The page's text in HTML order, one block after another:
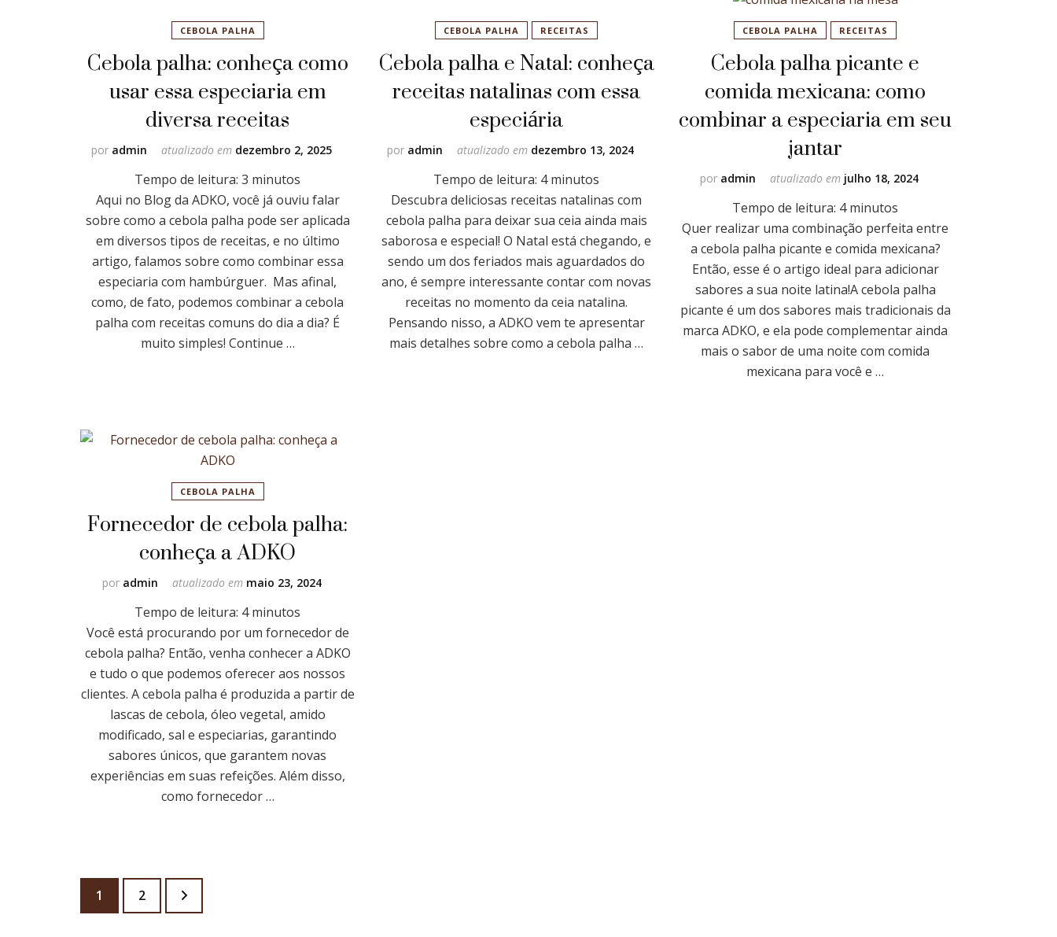
CEBOLA PALHA
Cebola palha: conheça como
usar essa especiaria em
diversa receitas
por admin atualizado em dezembro 2, 2025
Tempo de leitura: 3 minutos
Aqui no Blog da ADKO, você já ouviu falar
sobre como a cebola palha pode ser aplicada
em diversos tipos de receitas, e no último
artigo, falamos sobre como combinar essa
especiaria com hambúrguer. Mas afinal,
como, de fato, podemos combinar a cebola
palha com receitas comuns do dia a dia? É
muito simples! Continue …
CEBOLA PALHA RECEITAS
Cebola palha e Natal: conheça
receitas natalinas com essa
especiária
por admin atualizado em dezembro 13, 2024
Tempo de leitura: 4 minutos
Descubra deliciosas receitas natalinas com
cebola palha para deixar sua ceia ainda mais
saborosa e especial! O Natal está chegando, e
sendo um dos feriados mais aguardados do
ano, é sempre interessante contar com novas
receitas no momento da ceia natalina.
Pensando nisso, a ADKO vem te apresentar
mais detalhes sobre como a cebola palha …
CEBOLA PALHA RECEITAS
Cebola palha picante e
comida mexicana: como
combinar a especiaria em seu
jantar
por admin atualizado em julho 18, 2024
Tempo de leitura: 4 minutos
Quer realizar uma combinação perfeita entre
a cebola palha picante e comida mexicana?
Então, esse é o artigo ideal para adicionar
sabores a sua noite latina!A cebola palha
picante é um dos sabores mais tradicionais da
marca ADKO, e ela pode complementar ainda
mais o sabor de uma noite com comida
mexicana para você e …
CEBOLA PALHA
Fornecedor de cebola palha:
conheça a ADKO
por admin atualizado em maio 23, 2024
Tempo de leitura: 4 minutos
Você está procurando por um fornecedor de
cebola palha? Então, venha conhecer a ADKO
e tudo o que podemos oferecer aos nossos
clientes. A cebola palha é produzida a partir de
lascas de cebola, óleo vegetal, amido
modificado, sal e especiarias, garantindo
sabores únicos, que garantem novas
experiências em suas refeições. Além disso,
como fornecedor …
Paginação
dePágina
1 Página
2